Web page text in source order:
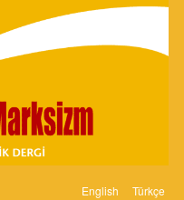
English Türkçe